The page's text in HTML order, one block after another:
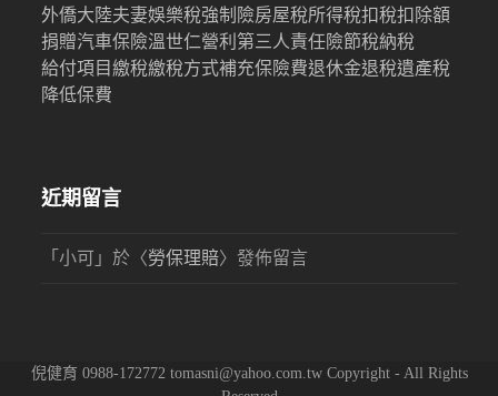
外僑大陸夫妻娛樂稅強制險房屋稅所得稅扣稅扣除額
捐贈汽車保險溫世仁營利 第三人責任險節稅納稅
給付項目繳稅繳稅方式補充保險費退休金退稅遺產稅
降低保費
近期留言
「小可 」於〈勞保理賠〉發佈留言
倪健育 0988-172772 tomasni@yahoo.com.tw Copyright - All Rights